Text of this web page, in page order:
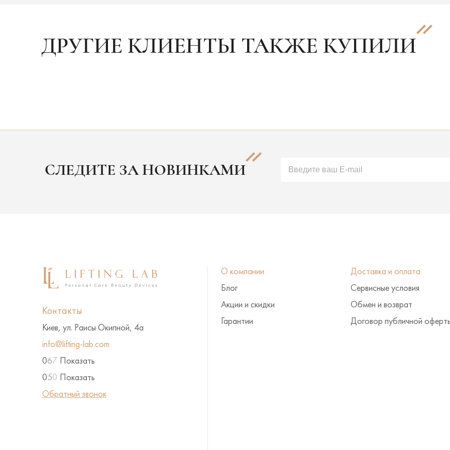
ДРУГИЕ КЛИЕНТЫ ТАКЖЕ КУПИЛИ
СЛЕДИТЕ ЗА НОВИНКАМИ
Контакты
Киев, ул. Раисы Окипной, 4а
info@lifting-lab.com
067 Показать
050 Показать
Обратный звонок
О компании
Блог
Акции и скидки
Гарантии
Доставка и оплата
Сервисные условия
Обмен и возврат
Договор публичной